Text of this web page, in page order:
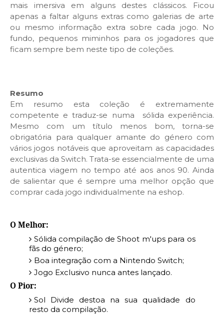
mais imersiva em alguns destes clássicos. Ficou
apenas a faltar alguns extras como galerias de arte
ou mesmo informação extra sobre cada jogo. No
fundo, pequenos miminhos para os jogadores que
ficam sempre bem neste tipo de coleções.
Resumo
Em resumo esta coleção é extremamente
competente e traduz-se numa
sólida experiência.
Mesmo com um título menos bom, torna-se
obrigatória para qualquer amante do género com
vários jogos notáveis que aproveitam as capacidades
exclusivas da Switch. Trata-se essencialmente de uma
autentica viagem no tempo até aos anos 90. Ainda
de salientar que é sempre uma melhor opção que
comprar cada jogo individualmente na eshop.
O Melhor:
Sólida compilação de Shoot m'ups para os
fãs do género;
Boa integração com a Nintendo Switch;
Jogo Exclusivo nunca antes lançado.
O Pior:
Sol Divide destoa na sua qualidade do
resto da compilação.